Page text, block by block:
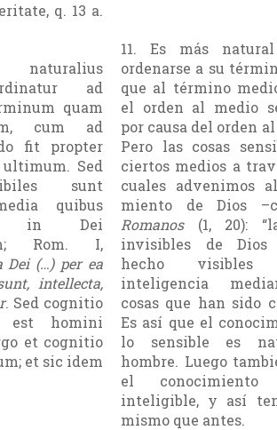
q. 13 a.
naturalius
ad
quam
cum ad
fit propter
Sed
sunt
quibus
in Dei
Rom. I,
Dei (…) per ea
intellecta,
. Sed cognitio
est homini
et cognitio
et sic idem
11. Es más
ordenarse a su
que al término
el orden al medio
por causa del orden
Pero las cosas
ciertos medios a
cuales advenimos
miento de Dios
Romanos(1, 20):
invisibles de
hecho
inteligencia
cosas que han sido
Es así que el
lo sensible es
hombre. Luego
el
inteligible, y así
mismo que antes.